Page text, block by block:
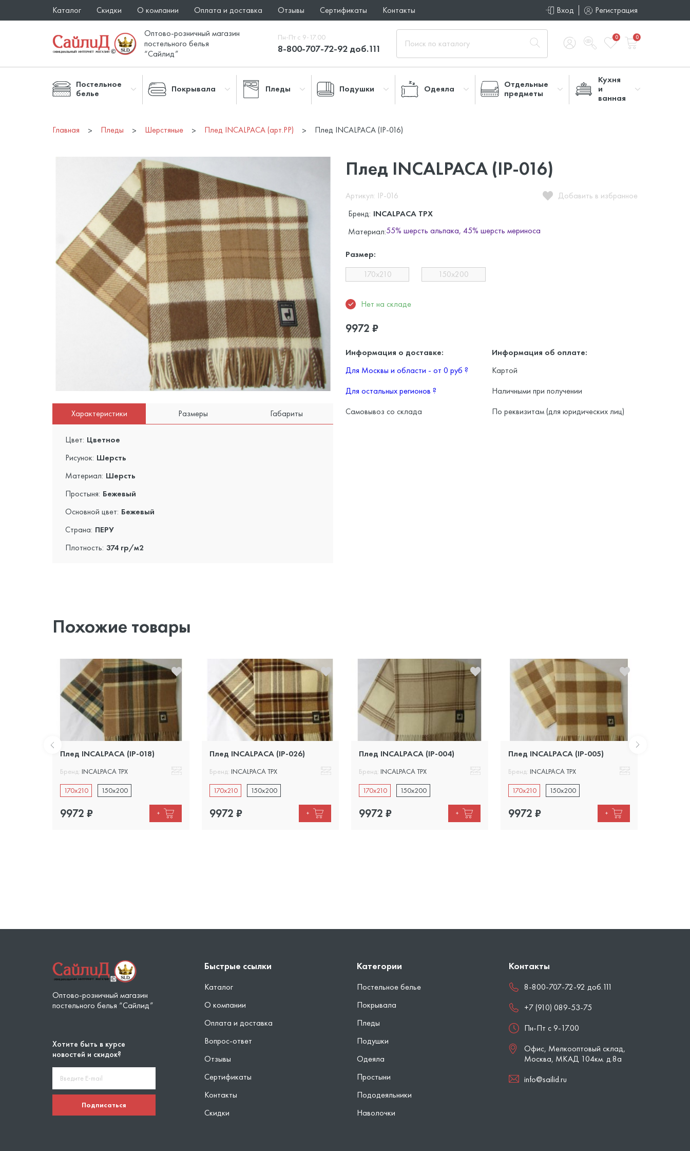
Каталог Скидки О компании Оплата и доставка Отзывы Сертификаты Контакты Вход Регистрация
Оптово-розничный магазин
постельного белья
“Сайлид”
Пн-Пт с 9-17.00
8-800-707-72-92 доб.111
0 0
Постельное
белье
Покрывала Пледы Подушки Одеяла
Отдельные
предметы
Кухня
и
ванная
Главная Пледы Шерстяные Плед INCALPACA (арт.PP) Плед INCALPACA (IP-016)
Характеристики Размеры Габариты
Цвет: Цветное
Рисунок: Шерсть
Материал: Шерсть
Простыня: Бежевый
Основной цвет: Бежевый
Страна: ПЕРУ
Плотность: 374 гр/м2
Плед INCALPACA (IP-016)
Артикул: IP-016
Добавить в избранное
Бренд: INCALPACA TPX
Материал:55% шерсть альпака, 45% шерсть мериноса
Размер:
170x210
150x200
Нет на складе
9972₽
Информация о доставке:
Для Москвы и области - от 0 руб?
Для остальных регионов?
Самовывоз со склада
Информация об оплате:
Картой
Наличными при получении
По реквизитам (для юридических лиц)
Похожие товары
Плед INCALPACA (IP-018)
Бренд: INCALPACA TPX
170x210 150x200
9972 ₽ +
Плед INCALPACA (IP-026)
Бренд: INCALPACA TPX
170x210 150x200
9972 ₽ +
Плед INCALPACA (IP-004)
Бренд: INCALPACA TPX
170x210 150x200
9972 ₽ +
Плед INCALPACA (IP-005)
Бренд: INCALPACA TPX
170x210 150x200
9972 ₽ +
Оптово-розничный магазин
постельного белья “Сайлид”
Хотите быть в курсе
новостей и скидок?
Подписаться
Быстрые ссылки
Каталог
О компании
Оплата и доставка
Вопрос-ответ
Отзывы
Сертификаты
Контакты
Скидки
Категории
Постельное белье
Покрывала
Пледы
Подушки
Одеяла
Простыни
Пододеяльники
Наволочки
Контакты
8-800-707-72-92 доб.111
+7 (910) 089-53-75
Пн-Пт с 9-17.00
Офис, Мелкооптовый склад,
Москва, МКАД 104км. д.8а
info@sailid.ru